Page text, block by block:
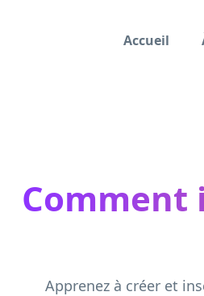
Accueil
Comment
Apprenez à créer et